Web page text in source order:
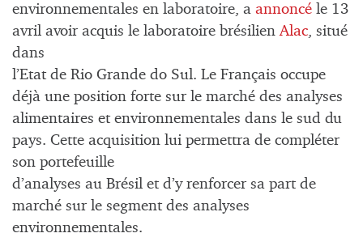
environnementales en laboratoire, a annoncé le 13
avril avoir acquis le laboratoire brésilienAlac, situé
dans
l’Etat de Rio Grande do Sul. Le Français occupe
déjà une position forte sur le marché des analyses
alimentaires et environnementales dans le sud du
pays. Cette acquisition lui permettra de compléter
son portefeuille
d’analyses au Brésil et d’y renforcer sa part de
marché sur le segment des analyses
environnementales.